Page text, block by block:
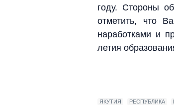
году. Стороны
отметить, что
наработками и
летия
ЯКУТИЯ РЕСПУБЛИКА